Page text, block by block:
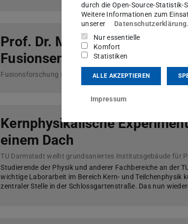
Prof. Dr. Markus Roth zu
Fusionsenergie in den
Fusionsforschung in Deutschland gewinnt an Dynamik
Kernphysikalische
einem Dach
TU Darmstadt weiht grundsaniertes Institutsgebäude für
Studierende der Physik und anderer Fachbereiche an der
wichtige Laborarbeit im Bereich Kern- und Teilchenphysik
zentraler Stelle in der Schlossgartenstraße. Das nun
durch die Open-Source-Statistik-
Weitere Informationen zum
unserer
Datenschutzerklärung.
Nur essentielle
Komfort
Statistiken
ALLE AKZEPTIEREN
Impressum